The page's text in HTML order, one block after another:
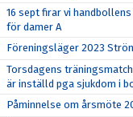
16 sept firar vi
för damer A
Föreningsläger 2023
Torsdagens
är inställd pga sjukdom i
Påminnelse om årsmöte